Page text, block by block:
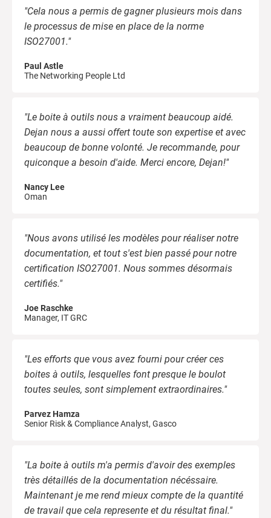
"Cela nous a permis de gagner plusieurs mois dans
le processus de mise en place de la norme
ISO27001."
Paul Astle
The Networking People Ltd
"Le boite à outils nous a vraiment beaucoup aidé.
Dejan nous a aussi offert toute son expertise et avec
beaucoup de bonne volonté. Je recommande, pour
quiconque a besoin d'aide. Merci encore, Dejan!"
Nancy Lee
Oman
"Nous avons utilisé les modèles pour réaliser notre
documentation, et tout s'est bien passé pour notre
certification ISO27001. Nous sommes désormais
certifiés."
Joe Raschke
Manager, IT GRC
"Les efforts que vous avez fourni pour créer ces
boites à outils, lesquelles font presque le boulot
toutes seules, sont simplement extraordinaires."
Parvez Hamza
Senior Risk & Compliance Analyst, Gasco
"La boite à outils m'a permis d'avoir des exemples
très détaillés de la documentation nécéssaire.
Maintenant je me rend mieux compte de la quantité
de travail que cela represente et du résultat final."